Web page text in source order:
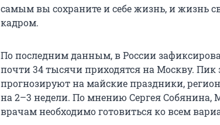
самым вы сохраните и себе жизнь, и жизнь
кадром.
По последним данным, в России
почти 34 тысячи приходятся на Москву. Пик
прогнозируют на майские праздники,
на 2–3 недели. По мнению Сергея
врачам необходимо готовиться ко всем